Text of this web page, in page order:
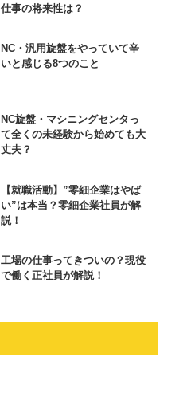
仕事の将来性は？
NC・汎用旋盤をやっていて辛
いと感じる8つのこと
NC旋盤・マシニングセンタっ
て全くの未経験から始めても大
丈夫？
【就職活動】”零細企業はやば
い”は本当？零細企業社員が解
説！
工場の仕事ってきついの？現役
で働く正社員が解説！